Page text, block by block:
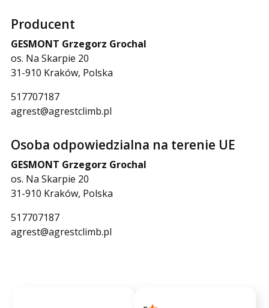
Producent
GESMONT Grzegorz Grochal
os. Na Skarpie 20
31-910 Kraków, Polska
517707187
agrest@agrestclimb.pl
Osoba odpowiedzialna na terenie UE
GESMONT Grzegorz Grochal
os. Na Skarpie 20
31-910 Kraków, Polska
517707187
agrest@agrestclimb.pl